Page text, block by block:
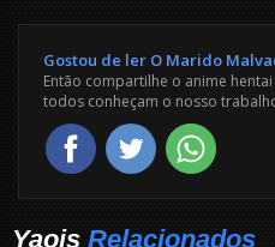
Gostou de ler O Marido
Então compartilhe o anime
todos conheçam o nosso
Yaois Relacionados